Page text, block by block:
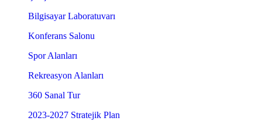
Bilgisayar Laboratuvarı
Konferans Salonu
Spor Alanları
Rekreasyon Alanları
360 Sanal Tur
2023-2027 Stratejik Plan